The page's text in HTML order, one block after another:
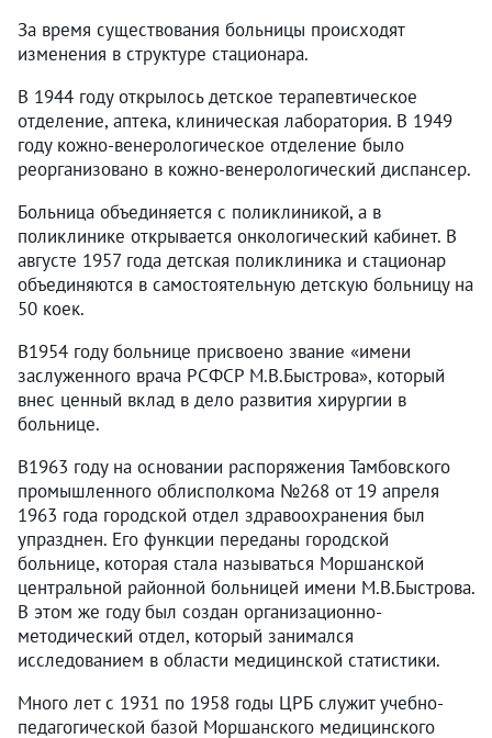
За время существования больницы происходят
изменения в структуре стационара.
В 1944 году открылось детское терапевтическое
отделение, аптека, клиническая лаборатория. В 1949
году кожно-венерологическое отделение было
реорганизовано в кожно-венерологический диспансер.
Больница объединяется с поликлиникой, а в
поликлинике открывается онкологический кабинет. В
августе 1957 года детская поликлиника и стационар
объединяются в самостоятельную детскую больницу на
50 коек.
В1954 году больнице присвоено звание «имени
заслуженного врача РСФСР М.В.Быстрова», который
внес ценный вклад в дело развития хирургии в
больнице.
В1963 году на основании распоряжения Тамбовского
промышленного облисполкома №268 от 19 апреля
1963 года городской отдел здравоохранения был
упразднен. Его функции переданы городской
больнице, которая стала называться Моршанской
центральной районной больницей имени М.В.Быстрова.
В этом же году был создан организационно-
методический отдел, который занимался
исследованием в области медицинской статистики.
Много лет с 1931 по 1958 годы ЦРБ служит учебно-
педагогической базой Моршанского медицинского